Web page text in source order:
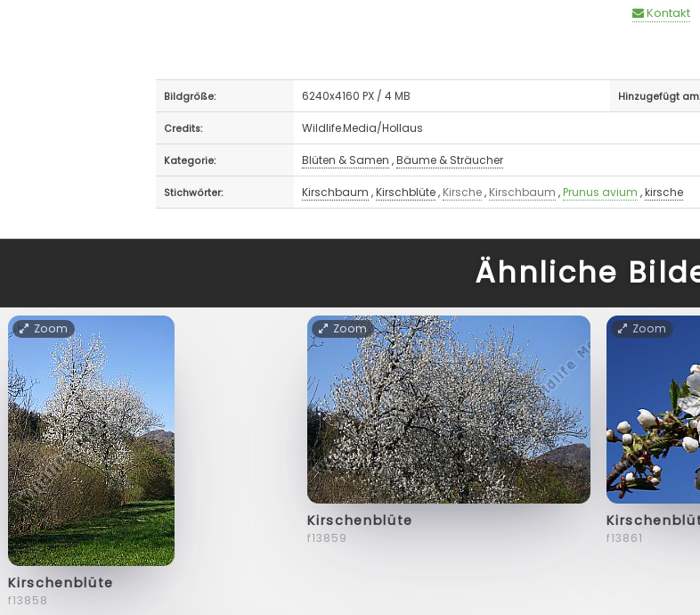
Kontakt
Bildgröße: 6240x4160 PX / 4 MB Hinzugefügt am:
Credits: Wildlife.Media/Hollaus
Kategorie: Blüten & Samen ,Bäume & Sträucher
Stichwörter: Kirschbaum ,Kirschblüte, Kirsche, Kirschbaum ,Prunus avium ,kirsche
Ähnliche
Zoom
Kirschenblüte
f13858
Zoom
Kirschenblüte
f13859
Zoom
f13861